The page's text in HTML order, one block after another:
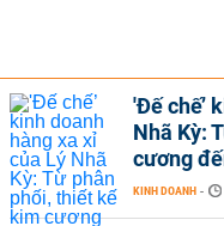
'Đế chế’
Nhã Kỳ:
cương
KINH DOANH -